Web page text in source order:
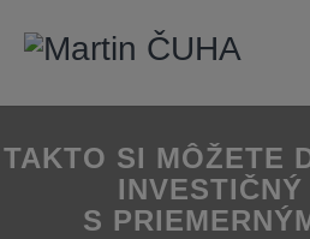
TAKTO SI MÔŽETE
S